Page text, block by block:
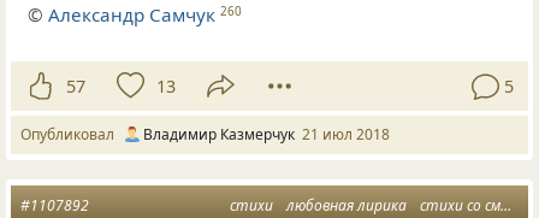
©Александр Самчук 260
57 13 5
Опубликовал Владимир Казмерчук 21 июл 2018
стихи любовная лирика стихи со смыслом
#1107892